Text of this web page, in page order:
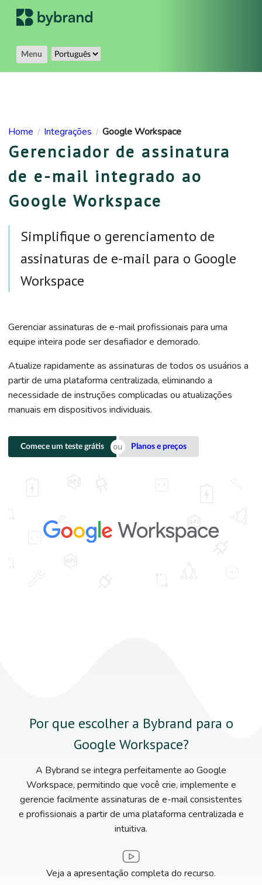
Menu
Home / Integrações / Google Workspace
Gerenciador de assinatura
de e-mail integrado ao
Google Workspace
Simplifique o gerenciamento de
assinaturas de e-mail para o Google
Workspace
Gerenciar assinaturas de e-mail profissionais para uma
equipe inteira pode ser desafiador e demorado.
Atualize rapidamente as assinaturas de todos os usuários a
partir de uma plataforma centralizada, eliminando a
necessidade de instruções complicadas ou atualizações
manuais em dispositivos individuais.
Comece um teste grátis Planos e preços
Por que escolher a Bybrand para o
Google Workspace?
A Bybrand se integra perfeitamente ao Google
Workspace, permitindo que você crie, implemente e
gerencie facilmente assinaturas de e-mail consistentes
e profissionais a partir de uma plataforma centralizada e
intuitiva.
Veja a apresentação completa do recurso.